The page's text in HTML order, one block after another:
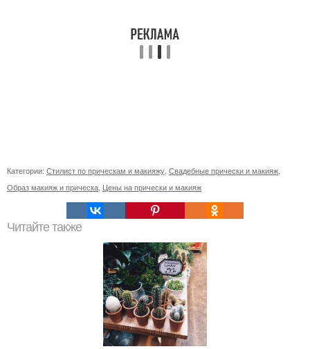
Категории: Стилист по прическам и макияжу Свадебные прически и макияж
Образ макияж и прическа Цены на прически и макияж
Читайте также